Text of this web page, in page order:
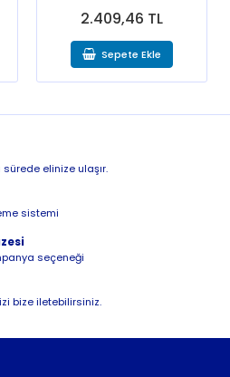
2.409,46 TL
Sepete Ekle
elinize ulaşır.
sistemi
seçeneği
bize iletebilirsiniz.